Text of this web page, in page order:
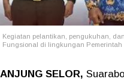
Kegiatan pelantikan, pengukuhan,
Fungsional di lingkungan
SELOR,